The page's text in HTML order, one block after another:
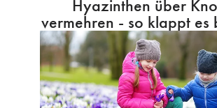
Hyazinthen über
vermehren - so klappt es